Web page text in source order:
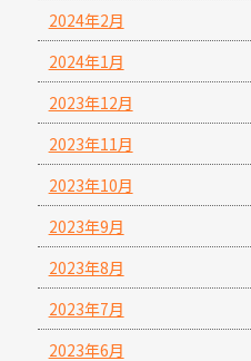
2024年2月
2024年1月
2023年12月
2023年11月
2023年10月
2023年9月
2023年8月
2023年7月
2023年6月